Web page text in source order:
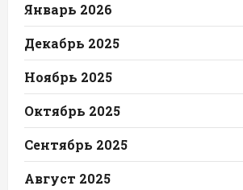
Январь 2026
Декабрь 2025
Ноябрь 2025
Октябрь 2025
Сентябрь 2025
Август 2025